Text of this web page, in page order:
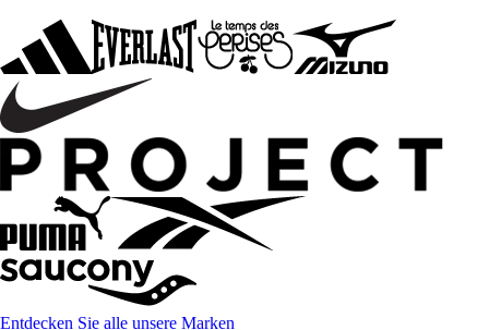
Entdecken Sie alle unsere Marken